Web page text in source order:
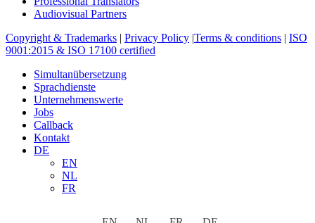
Audiovisual Partners
Copyright & Trademarks
Privacy Policy Terms & conditions
ISO
9001:2015 & ISO 17100 certified
Close
Menu
Simultanübersetzung
Sprachdienste
Unternehmenswerte
Jobs
Callback
Kontakt
DE
EN
NL
FR